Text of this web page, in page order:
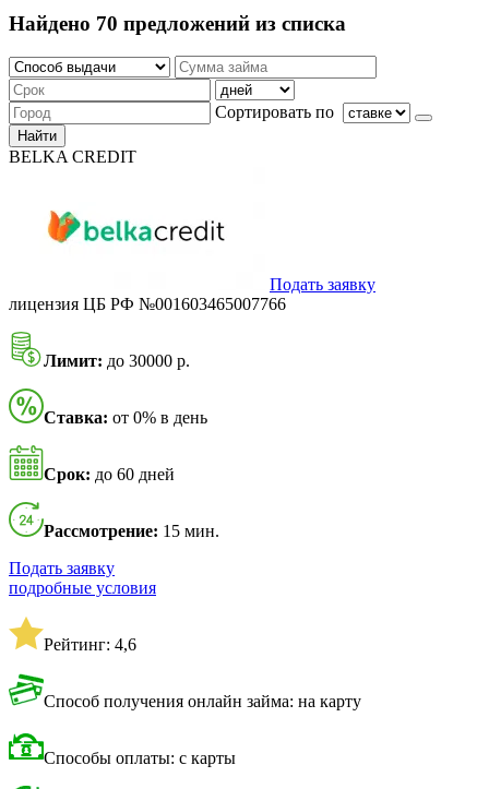
Найдено 70 предложений из списка
Сортировать по
Найти
BELKA CREDIT
Подать заявку
лицензия ЦБ РФ №001603465007766
Лимит: до 30000 р.
Ставка: от 0% в день
Срок: до 60 дней
Рассмотрение: 15 мин.
Подать заявку
подробные условия
Рейтинг: 4,6
Способ получения онлайн займа: на карту
Способы оплаты: с карты